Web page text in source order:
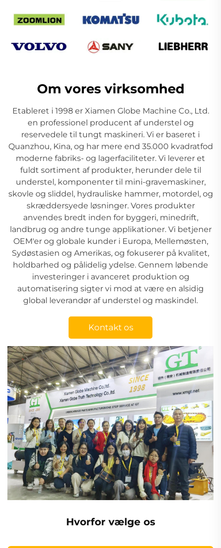
Om vores virksomhed
Etableret i 1998 er Xiamen Globe Machine Co., Ltd.
en professionel producent af understel og
reservedele til tungt maskineri. Vi er baseret i
Quanzhou, Kina, og har mere end 35.000 kvadratfod
moderne fabriks- og lagerfaciliteter. Vi leverer et
fuldt sortiment af produkter, herunder dele til
understel, komponenter til mini-gravemaskiner,
skovle og sliddel, hydrauliske hammer, motordel, og
skræddersyede løsninger. Vores produkter
anvendes bredt inden for byggeri, minedrift,
landbrug og andre tunge applikationer. Vi betjener
OEM'er og globale kunder i Europa, Mellemøsten,
Sydøstasien og Amerikas, og fokuserer på kvalitet,
holdbarhed og pålidelig ydelse. Gennem løbende
investeringer i avanceret produktion og
automatisering sigter vi mod at være en alsidig
global leverandør af understel og maskindel.
Kontakt os
Hvorfor vælge os